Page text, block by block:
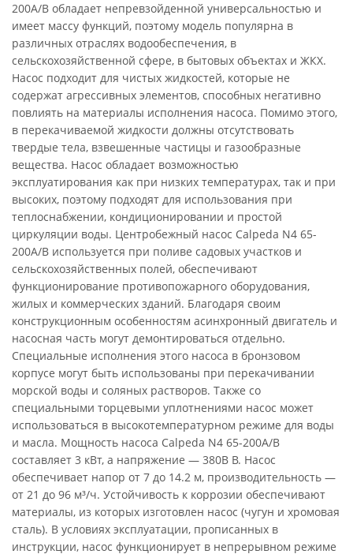
200A/B обладает непревзойденной универсальностью и
имеет массу функций, поэтому модель популярна в
различных отраслях водообеспечения, в
сельскохозяйственной сфере, в бытовых объектах и ЖКХ.
Насос подходит для чистых жидкостей, которые не
содержат агрессивных элементов, способных негативно
повлиять на материалы исполнения насоса. Помимо этого,
в перекачиваемой жидкости должны отсутствовать
твердые тела, взвешенные частицы и газообразные
вещества. Насос обладает возможностью
эксплуатирования как при низких температурах, так и при
высоких, поэтому подходят для использования при
теплоснабжении, кондиционировании и простой
циркуляции воды. Центробежный насос Calpeda N4 65-
200A/B используется при поливе садовых участков и
сельскохозяйственных полей, обеспечивают
функционирование противопожарного оборудования,
жилых и коммерческих зданий. Благодаря своим
конструкционным особенностям асинхронный двигатель и
насосная часть могут демонтироваться отдельно.
Специальные исполнения этого насоса в бронзовом
корпусе могут быть использованы при перекачивании
морской воды и соляных растворов. Также со
специальными торцевыми уплотнениями насос может
использоваться в высокотемпературном режиме для воды
и масла. Мощность насоса Calpeda N4 65-200A/B
составляет 3 кВт, а напряжение — 380В В. Насос
обеспечивает напор от 7 до 14.2 м, производительность —
от 21 до 96 м³/ч. Устойчивость к коррозии обеспечивают
материалы, из которых изготовлен насос (чугун и хромовая
сталь). В условиях эксплуатации, прописанных в
инструкции, насос функционирует в непрерывном режиме